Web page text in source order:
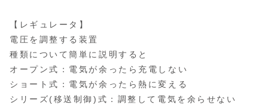
【レギュレータ】
電圧を調整する装置
種類について簡単に説明すると
オープン式：電気が余ったら充電しない
ショート式：電気が余ったら熱に変える
シリーズ(移送制御)式：調整して電気を余らせない